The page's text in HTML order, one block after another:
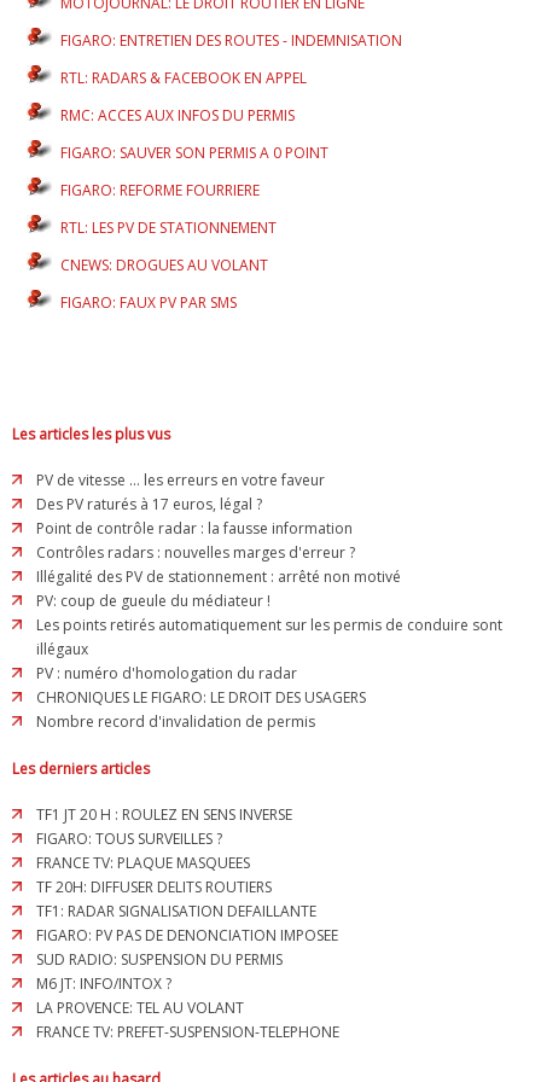
FIGARO: ENTRETIEN DES ROUTES - INDEMNISATION
RTL: RADARS & FACEBOOK EN APPEL
RMC: ACCES AUX INFOS DU PERMIS
FIGARO: SAUVER SON PERMIS A 0 POINT
FIGARO: REFORME FOURRIERE
RTL: LES PV DE STATIONNEMENT
CNEWS: DROGUES AU VOLANT
FIGARO: FAUX PV PAR SMS
Les articles les plus vus
PV de vitesse ... les erreurs en votre faveur
Des PV raturés à 17 euros, légal ?
Point de contrôle radar : la fausse information
Contrôles radars : nouvelles marges d'erreur ?
Illégalité des PV de stationnement : arrêté non motivé
PV: coup de gueule du médiateur !
Les points retirés automatiquement sur les permis de conduire sont
illégaux
PV : numéro d'homologation du radar
CHRONIQUES LE FIGARO: LE DROIT DES USAGERS
Nombre record d'invalidation de permis
Les derniers articles
TF1 JT 20 H : ROULEZ EN SENS INVERSE
FIGARO: TOUS SURVEILLES ?
FRANCE TV: PLAQUE MASQUEES
TF 20H: DIFFUSER DELITS ROUTIERS
TF1: RADAR SIGNALISATION DEFAILLANTE
FIGARO: PV PAS DE DENONCIATION IMPOSEE
SUD RADIO: SUSPENSION DU PERMIS
M6 JT: INFO/INTOX ?
LA PROVENCE: TEL AU VOLANT
FRANCE TV: PREFET-SUSPENSION-TELEPHONE